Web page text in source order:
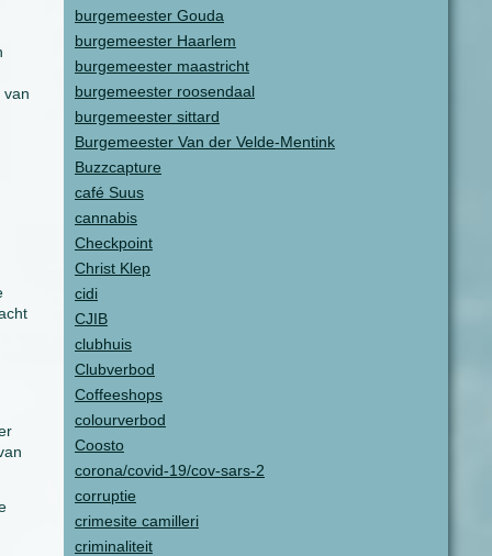
burgemeester Gouda
burgemeester Haarlem
burgemeester maastricht
burgemeester roosendaal
burgemeester sittard
Burgemeester Van der Velde-Mentink
Buzzcapture
café Suus
cannabis
Checkpoint
Christ Klep
cidi
CJIB
clubhuis
Clubverbod
Coffeeshops
colourverbod
Coosto
corona/covid-19/cov-sars-2
corruptie
crimesite camilleri
criminaliteit
van